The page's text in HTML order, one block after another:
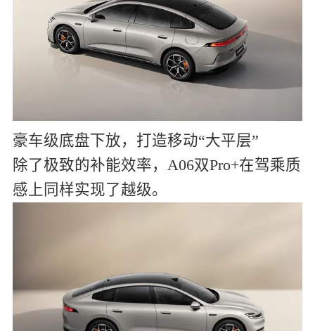
豪车级底盘下放，打造移动“大平层”
除了极致的补能效率，A06双Pro+在驾乘质
感上同样实现了越级。